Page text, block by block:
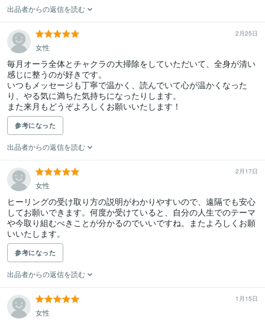
出品者からの返信を読む
2月25日
女性
毎月オーラ全体とチャクラの大掃除をしていただいて、全身が清い
感じに整うのが好きです。
いつもメッセージも丁寧で温かく、読んでいて心が温かくなった
り、やる気に満ちた気持ちになったりします。
また来月もどうぞよろしくお願いいたします！
参考になった
出品者からの返信を読む
2月17日
女性
ヒーリングの受け取り方の説明がわかりやすいので、遠隔でも安心
してお願いできます。何度か受けていると、自分の人生でのテーマ
や今取り組むべきことが分かるのでいいですね。またよろしくお願
いいたします。
参考になった
出品者からの返信を読む
1月15日
女性